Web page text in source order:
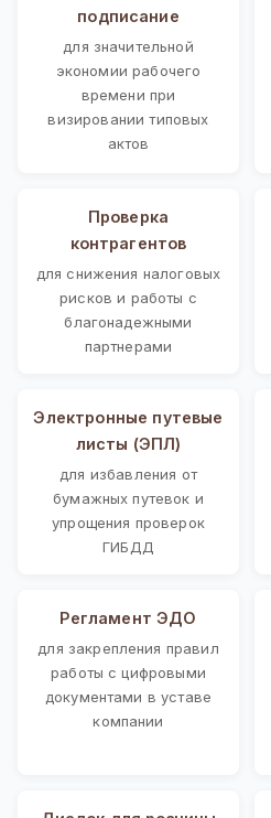
подписание
для значительной
экономии рабочего
времени при
визировании типовых
актов
Проверка
контрагентов
для снижения налоговых
рисков и работы с
благонадежными
партнерами
Электронные путевые
листы (ЭПЛ)
для избавления от
бумажных путевок и
упрощения проверок
ГИБДД
Регламент ЭДО
для закрепления правил
работы с цифровыми
документами в уставе
компании